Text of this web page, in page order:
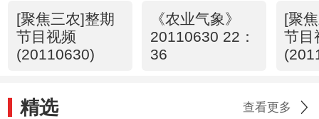
[聚焦三农]整期
节目视频
(20110630)
《农业气象》
20110630 22：
36
[聚
节目
精选 查看更多